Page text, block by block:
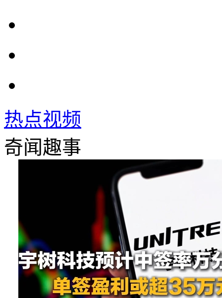
热点视频
奇闻趣事